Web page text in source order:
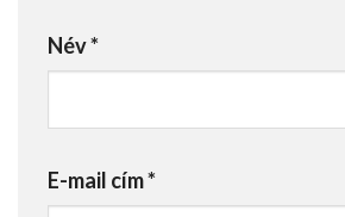
Név*
E-mail cím*